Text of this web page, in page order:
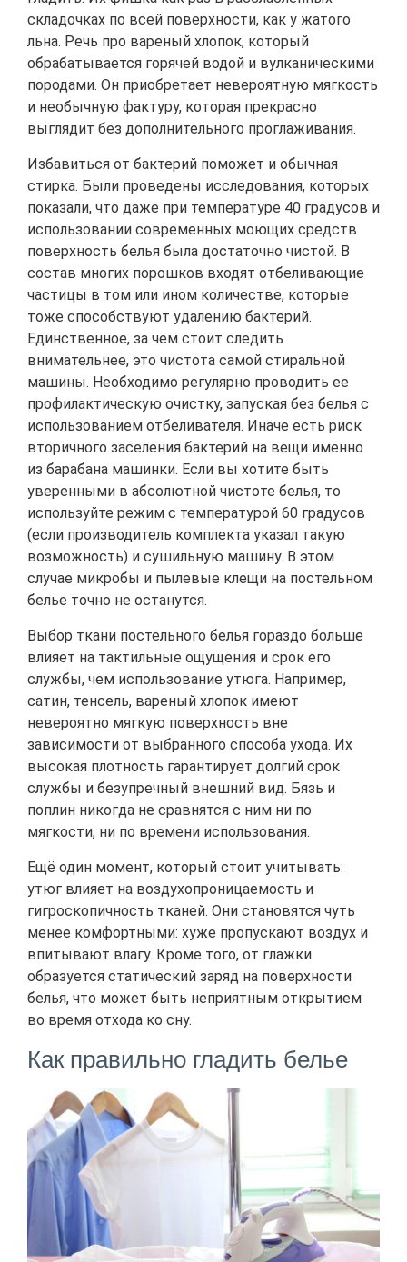
складочках по всей поверхности, как у жатого
льна. Речь про вареный хлопок, который
обрабатывается горячей водой и вулканическими
породами. Он приобретает невероятную мягкость
и необычную фактуру, которая прекрасно
выглядит без дополнительного проглаживания.
Избавиться от бактерий поможет и обычная
стирка. Были проведены исследования, которых
показали, что даже при температуре 40 градусов и
использовании современных моющих средств
поверхность белья была достаточно чистой. В
состав многих порошков входят отбеливающие
частицы в том или ином количестве, которые
тоже способствуют удалению бактерий.
Единственное, за чем стоит следить
внимательнее, это чистота самой стиральной
машины. Необходимо регулярно проводить ее
профилактическую очистку, запуская без белья с
использованием отбеливателя. Иначе есть риск
вторичного заселения бактерий на вещи именно
из барабана машинки. Если вы хотите быть
уверенными в абсолютной чистоте белья, то
используйте режим с температурой 60 градусов
(если производитель комплекта указал такую
возможность) и сушильную машину. В этом
случае микробы и пылевые клещи на постельном
белье точно не останутся.
Выбор ткани постельного белья гораздо больше
влияет на тактильные ощущения и срок его
службы, чем использование утюга. Например,
сатин, тенсель, вареный хлопок имеют
невероятно мягкую поверхность вне
зависимости от выбранного способа ухода. Их
высокая плотность гарантирует долгий срок
службы и безупречный внешний вид. Бязь и
поплин никогда не сравнятся с ним ни по
мягкости, ни по времени использования.
Ещё один момент, который стоит учитывать:
утюг влияет на воздухопроницаемость и
гигроскопичность тканей. Они становятся чуть
менее комфортными: хуже пропускают воздух и
впитывают влагу. Кроме того, от глажки
образуется статический заряд на поверхности
белья, что может быть неприятным открытием
во время отхода ко сну.
Как правильно гладить белье